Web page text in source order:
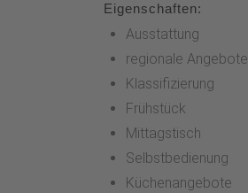
Eigenschaften:
Ausstattung
regionale Angebote
Klassifizierung
Frühstück
Mittagstisch
Selbstbedienung
Küchenangebote